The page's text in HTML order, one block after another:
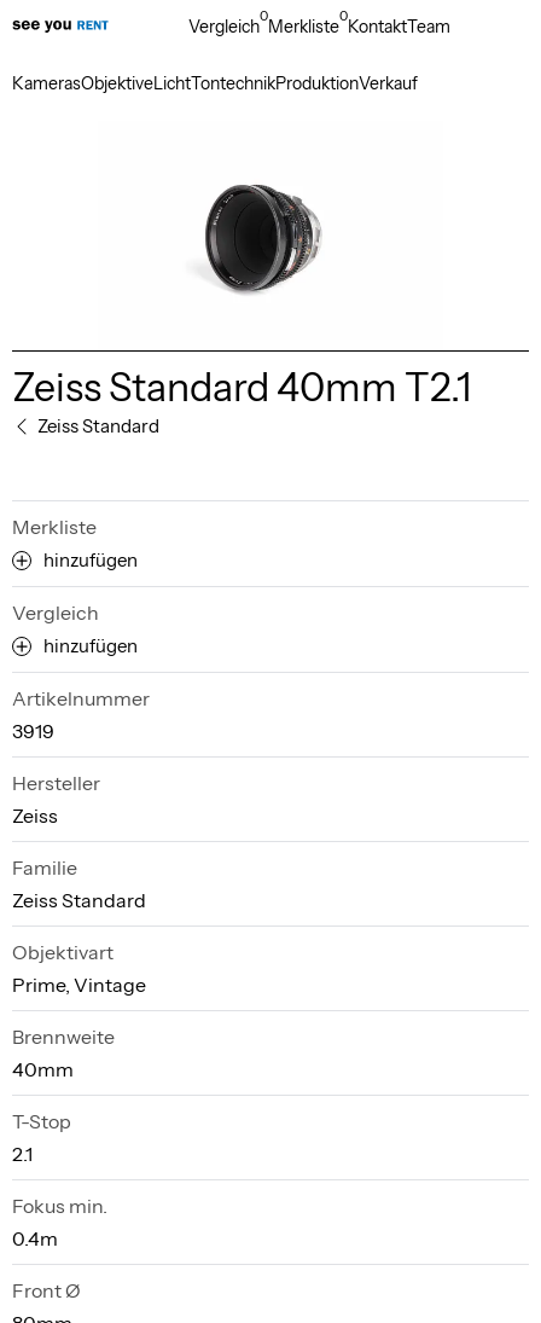
KamerasObjektiveLichtTontechnikProduktionVerkauf
Vergleich0Merkliste0KontaktTeam
Zeiss Standard 40mm T2.1
Zeiss Standard
Merkliste
hinzufügen
Vergleich
hinzufügen
Artikelnummer
3919
Hersteller
Zeiss
Familie
Zeiss Standard
Objektivart
Prime, Vintage
Brennweite
40mm
T-Stop
2.1
Fokus min.
0.4m
Front Ø